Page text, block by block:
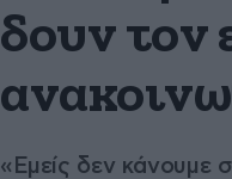
δουν τον
«Εμείς δεν κάνουμε